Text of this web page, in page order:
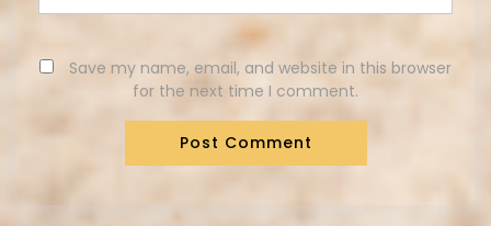
Save my name, email, and website in this browser
for the next time I comment.